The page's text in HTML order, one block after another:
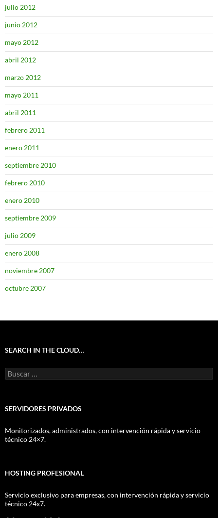
julio 2012
junio 2012
mayo 2012
abril 2012
marzo 2012
mayo 2011
abril 2011
febrero 2011
enero 2011
septiembre 2010
febrero 2010
enero 2010
septiembre 2009
julio 2009
enero 2008
noviembre 2007
octubre 2007
SEARCH IN THE CLOUD…
Buscar:
SERVIDORES PRIVADOS
Monitorizados, administrados, con intervención rápida y servicio
técnico 24×7.
HOSTING PROFESIONAL
Servicio exclusivo para empresas, con intervención rápida y servicio
técnico 24x7.